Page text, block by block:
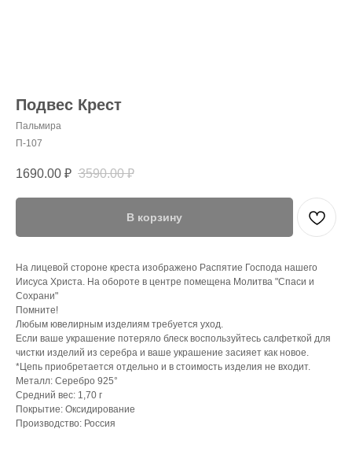
Подвес Крест
Пальмира
П-107
1690.00 ₽ 3590.00 ₽
В корзину
На лицевой стороне креста изображено Распятие Господа нашего
Иисуса Христа. На обороте в центре помещена Молитва "Спаси и
Сохрани"
Помните!
Любым ювелирным изделиям требуется уход.
Если ваше украшение потеряло блеск воспользуйтесь салфеткой для
чистки изделий из серебра и ваше украшение засияет как новое.
*Цепь приобретается отдельно и в стоимость изделия не входит.
Металл: Серебро 925°
Средний вес: 1,70 г
Покрытие: Оксидирование
Производство: Россия